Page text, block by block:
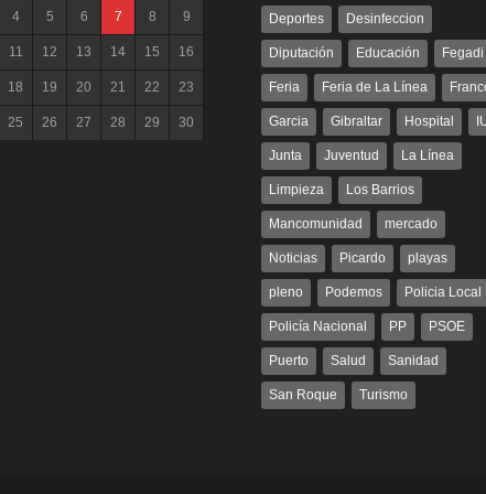
4 5 6 7 8 9
11 12 13 14 15 16
18 19 20 21 22 23
25 26 27 28 29 30
Deportes Desinfeccion
Diputación Educación Fegadi
Feria Feria de La Línea
Garcia Gibraltar Hospital
Junta Juventud La Línea
Limpieza Los Barrios
Mancomunidad mercado
Noticias Picardo playas
pleno Podemos Policia Local
Policía Nacional PP PSOE
Puerto Salud Sanidad
San Roque Turismo